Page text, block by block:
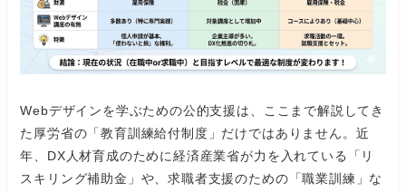
Webデザインを学ぶための公的支援は、ここまで解説してき
た厚労省の「教育訓練給付制度」だけではありません。近
年、DX人材育成のために経済産業省が力を入れている「リ
スキリング補助金」や、求職者支援のための「職業訓練」な